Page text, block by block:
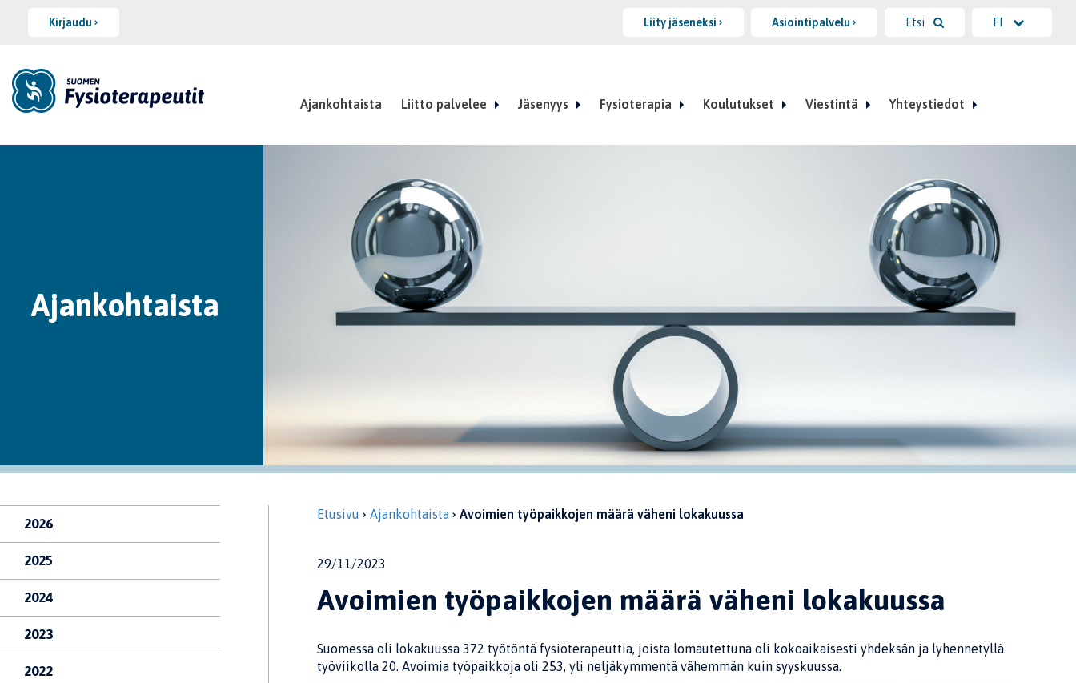
Kirjaudu Liity jäseneksi Asiointipalvelu Etsi FI
Ajankohtaista Liitto palvelee Jäsenyys Fysioterapia Koulutukset Viestintä Yhteystiedot
Ajankohtaista
2026
2025
2024
2023
2022
Etusivu Ajankohtaista Avoimien työpaikkojen määrä väheni lokakuussa
29/11/2023
Avoimien työpaikkojen määrä väheni lokakuussa
Suomessa oli lokakuussa 372 työtöntä fysioterapeuttia, joista lomautettuna oli kokoaikaisesti yhdeksän ja lyhennetyllä
työviikolla 20. Avoimia työpaikkoja oli 253, yli neljäkymmentä vähemmän kuin syyskuussa.